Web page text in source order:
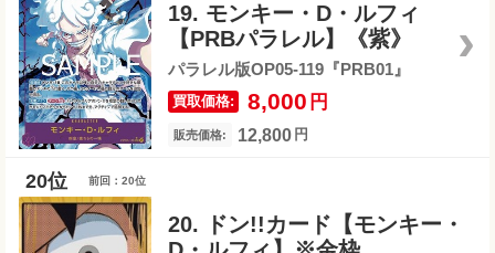
19. モンキー・D・ルフィ
【PRBパラレル】《紫》
パラレル版OP05-119『PRB01』
買取価格: 8,000 円
販売価格: 12,800 円
前回：20位
20. ドン!!カード【モンキー・